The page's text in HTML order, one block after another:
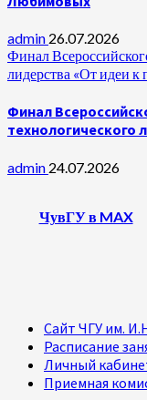
admin 26.07.2026
Финал
лидерства «От идеи к
Финал
технологического
admin 24.07.2026
ЧувГУ в MAX
Сайт ЧГУ им.
Расписание
Личный
Приемная